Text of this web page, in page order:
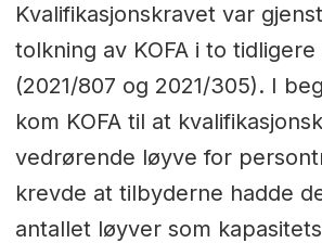
Kvalifikasjonskravet var
tolkning av KOFA i to tidligere
(2021/807 og 2021/305). I
kom KOFA til at
vedrørende løyve for
krevde at tilbyderne hadde
antallet løyver som